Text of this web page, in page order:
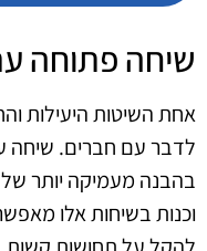
שיחה פתוחה
אחת השיטות היעילות
לדבר עם חברים. שיחה
בהבנה מעמיקה יותר
וכנות בשיחות אלו